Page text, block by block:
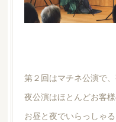
第２回はマチネ公演で
夜公演はほとんどお客
お昼と夜でいらっしゃ